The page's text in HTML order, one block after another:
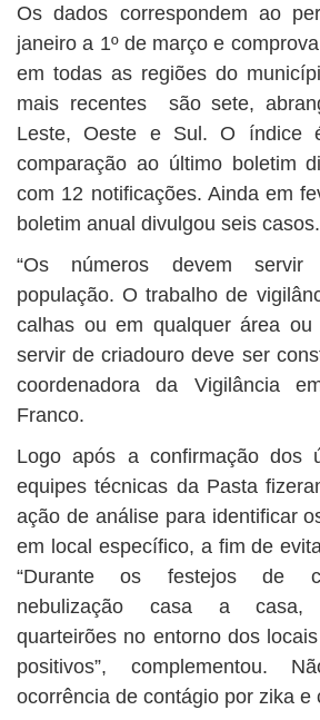
Os dados correspondem ao
janeiro a 1º de março e
em todas as regiões do
mais recentes são sete,
Leste, Oeste e Sul. O índice
comparação ao último boletim
com 12 notificações. Ainda em
boletim anual divulgou seis casos.
“Os números devem
população. O trabalho de
calhas ou em qualquer área ou
servir de criadouro deve ser
coordenadora da Vigilância
Franco.
Logo após a confirmação dos
equipes técnicas da Pasta
ação de análise para identificar
em local específico, a fim de
“Durante os festejos de
nebulização casa a casa,
quarteirões no entorno dos
positivos”, complementou.
ocorrência de contágio por zika e